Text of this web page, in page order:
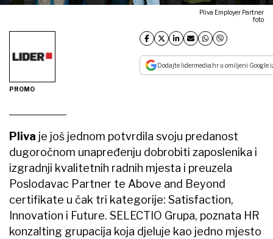
Pliva Employer Partner
foto
PROMO
Dodajte lidermedia.hr u omiljeni Google
Pliva je još jednom potvrdila svoju predanost
dugoročnom unapređenju dobrobiti zaposlenika i
izgradnji kvalitetnih radnih mjesta i preuzela
Poslodavac Partner te Above and Beyond
certifikate u čak tri kategorije: Satisfaction,
Innovation i Future. SELECTIO Grupa, poznata HR
konzalting grupacija koja djeluje kao jedno mjesto